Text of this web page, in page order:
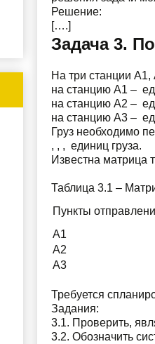
Решение:
[….]
Задача 3.
На три станции
на станцию А1 –
на станцию А2 –
на станцию А3 –
Груз необходимо
, , , единиц груза.
Известна матрица
Таблица 3.1 –
Пункты
A1
A2
A3
Требуется
Задания:
3.1. Проверить,
3.2. Обозначить